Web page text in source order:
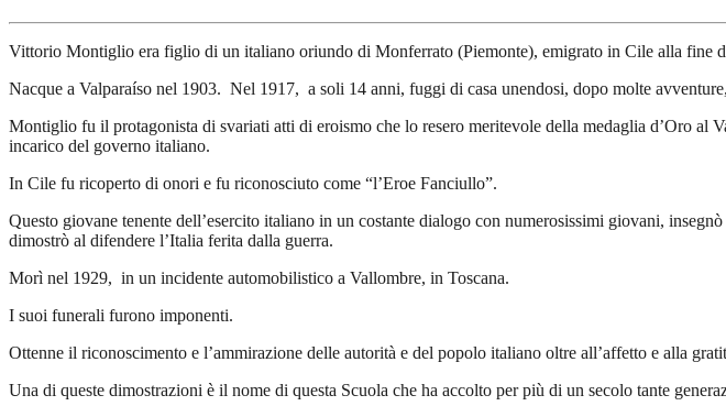
Vittorio Montiglio era figlio di un italiano oriundo di Monferrato (Piemonte), emigrato in Cile alla fine
Nacque a Valparaíso nel 1903. Nel 1917, a soli 14 anni, fuggi di casa unendosi, dopo molte
Montiglio fu il protagonista di svariati atti di eroismo che lo resero meritevole della medaglia d’Oro
incarico del governo italiano.
In Cile fu ricoperto di onori e fu riconosciuto come “l’Eroe Fanciullo”.
Questo giovane tenente dell’esercito italiano in un costante dialogo con numerosissimi giovani,
dimostrò al difendere l’Italia ferita dalla guerra.
Morì nel 1929, in un incidente automobilistico a Vallombre, in Toscana.
I suoi funerali furono imponenti.
Ottenne il riconoscimento e l’ammirazione delle autorità e del popolo italiano oltre all’affetto e alla
Una di queste dimostrazioni è il nome di questa Scuola che ha accolto per più di un secolo tante